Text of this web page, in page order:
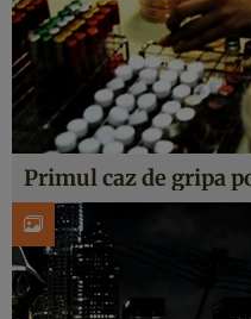
Primul caz de gripa